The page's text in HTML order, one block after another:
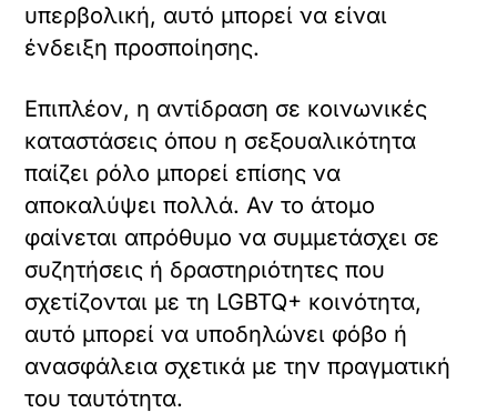
υπερβολική, αυτό μπορεί να είναι
ένδειξη προσποίησης.
Επιπλέον, η αντίδραση σε κοινωνικές
καταστάσεις όπου η σεξουαλικότητα
παίζει ρόλο μπορεί επίσης να
αποκαλύψει πολλά. Αν το άτομο
φαίνεται απρόθυμο να συμμετάσχει σε
συζητήσεις ή δραστηριότητες που
σχετίζονται με τη LGBTQ+ κοινότητα,
αυτό μπορεί να υποδηλώνει φόβο ή
ανασφάλεια σχετικά με την πραγματική
του ταυτότητα.